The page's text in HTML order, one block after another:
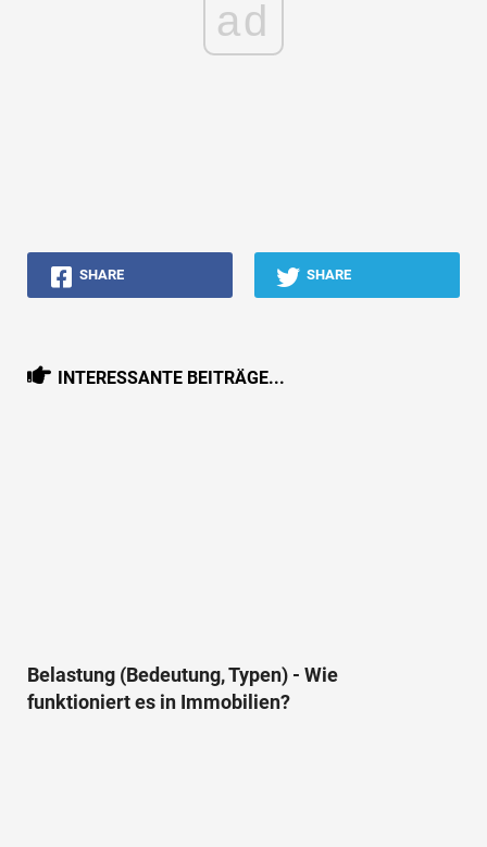
ad
SHARE SHARE
INTERESSANTE BEITRÄGE...
Belastung (Bedeutung, Typen) - Wie
funktioniert es in Immobilien?